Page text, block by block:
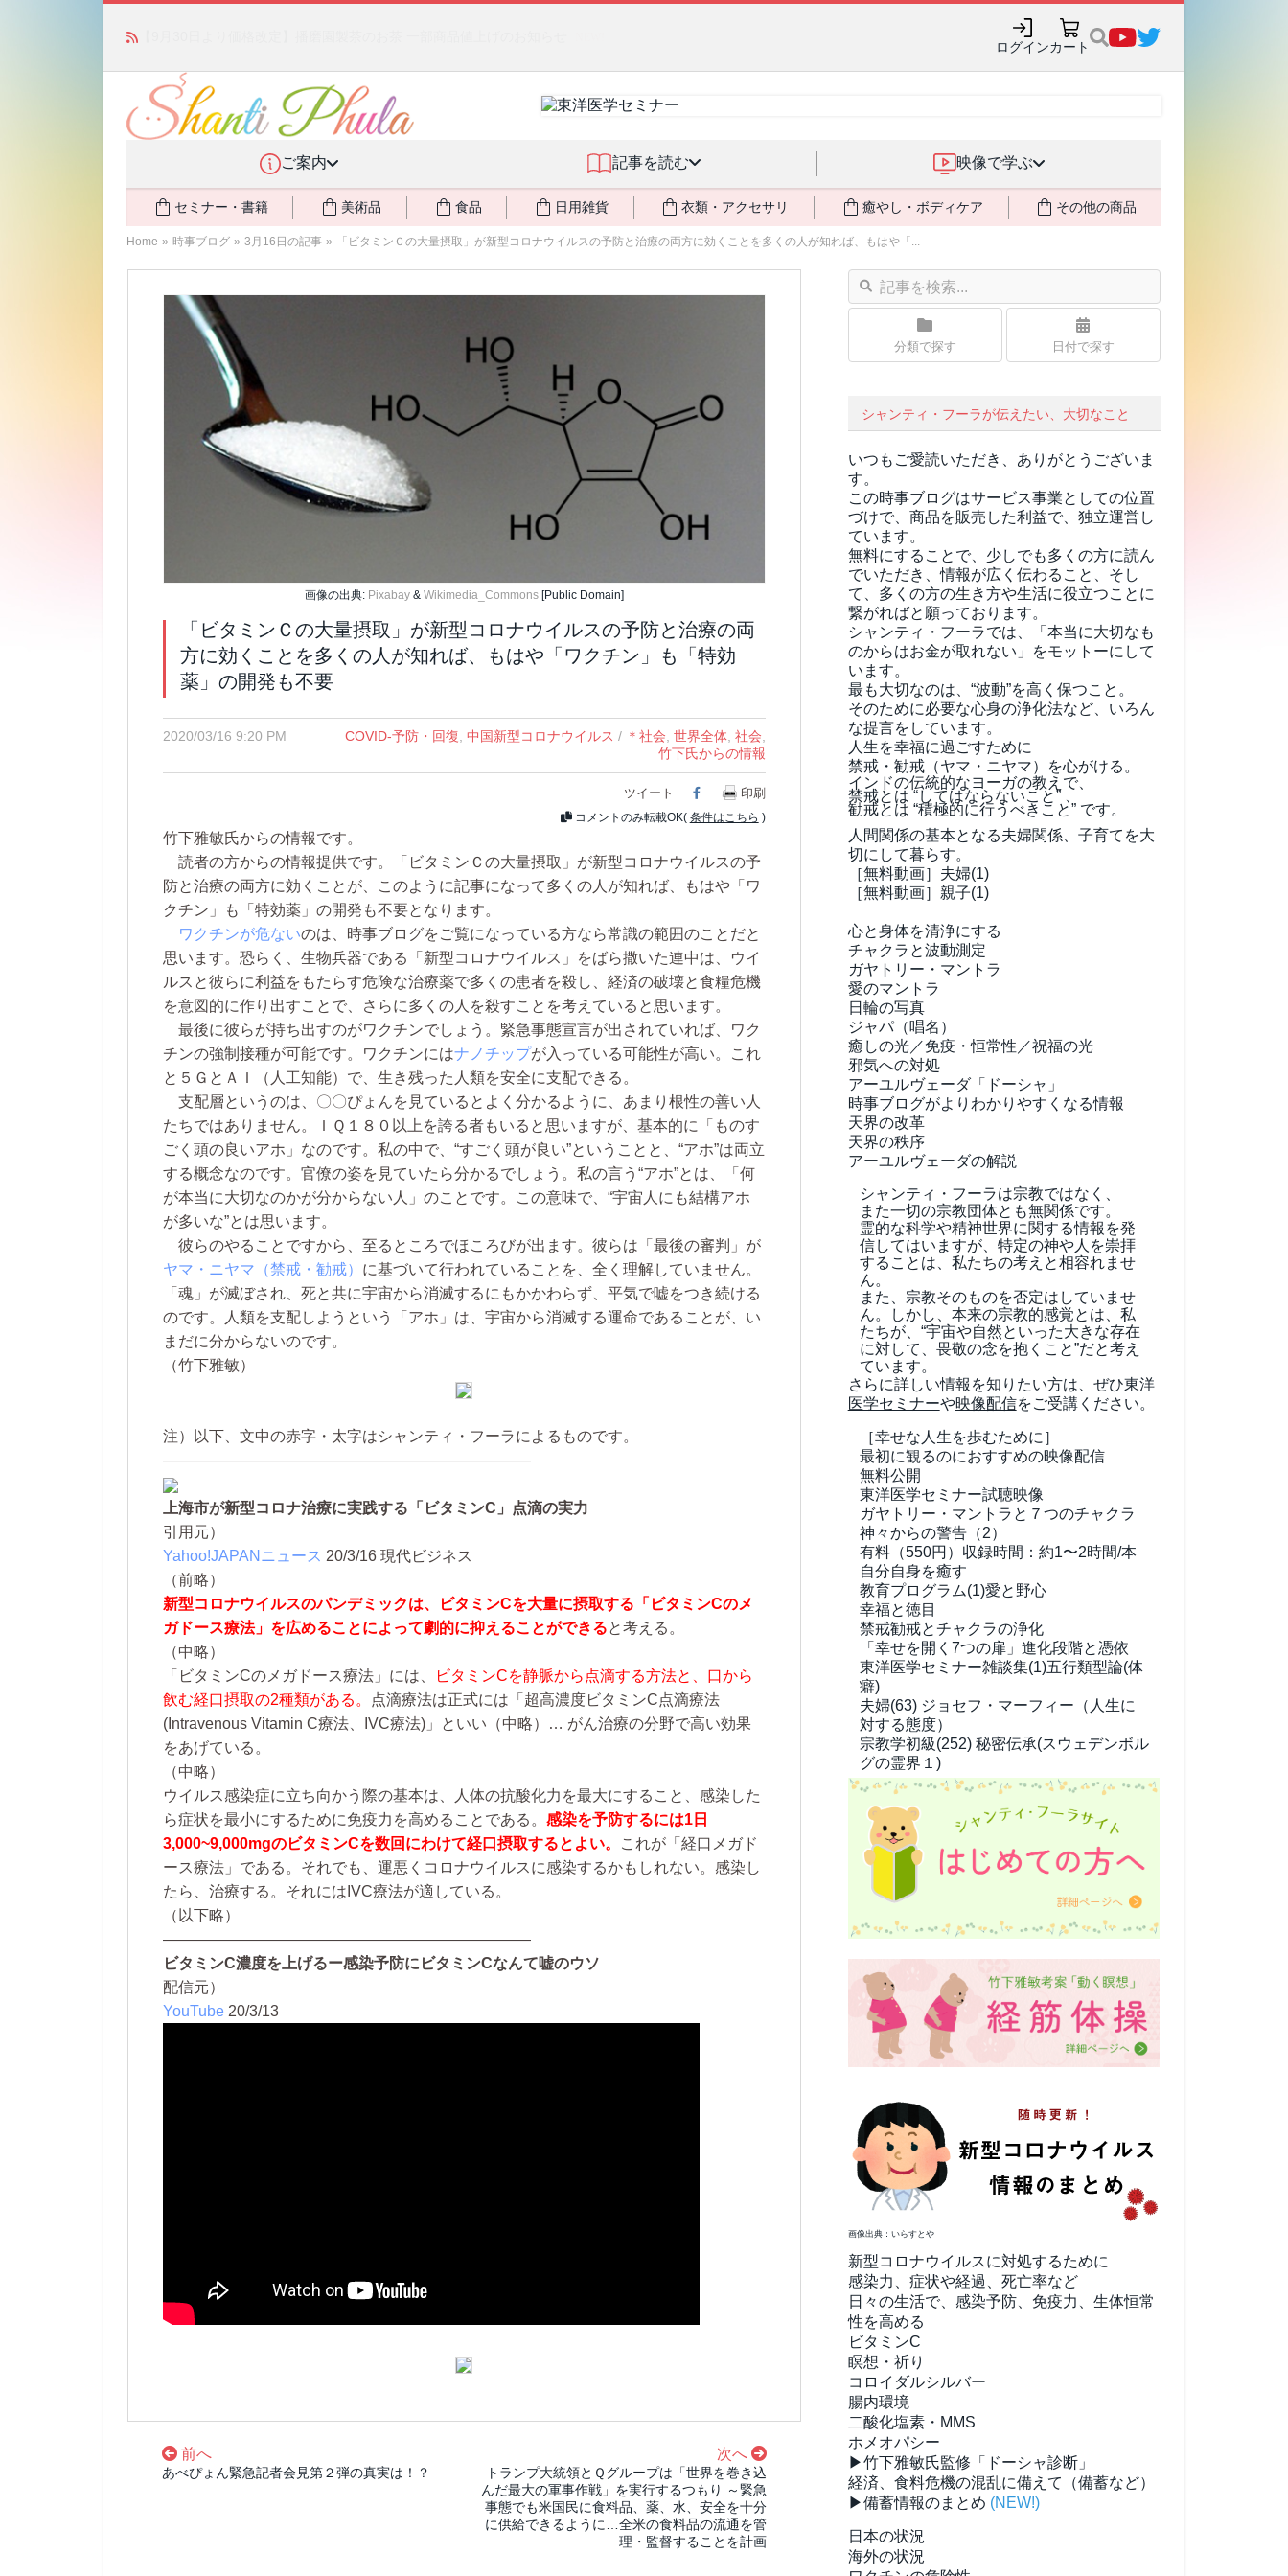
ログインカート
ご案内 記事を読む 映像で学ぶ
セミナー・書籍 美術品 食品 日用雑貨 衣類・アクセサリ 癒やし・ボディケア その他の商品
Home » 時事ブログ » 3月16日の記事 » 「ビタミンＣの大量摂取」が新型コロナウイルスの予防と治療の両方に効くことを多くの人が知れば、もはや「...
画像の出典: Pixabay& Wikimedia_Commons[Public Domain]
「ビタミンＣの大量摂取」が新型コロナウイルスの予防と治療の両
方に効くことを多くの人が知れば、もはや「ワクチン」も「特効
薬」の開発も不要
2020/03/16 9:20 PM COVID-予防・回復 中国新型コロナウイルス / ＊社会 世界全体, 社会
竹下氏からの情報
ツイート Facebook
印刷
コメントのみ転載OK( 条件はこちら )
竹下雅敏氏からの情報です。
読者の方からの情報提供です。「ビタミンＣの大量摂取」が新型コロナウイルスの予
防と治療の両方に効くことが、このように記事になって多くの人が知れば、もはや「ワ
クチン」も「特効薬」の開発も不要となります。
ワクチンが危ないのは、時事ブログをご覧になっている方なら常識の範囲のことだと
思います。恐らく、生物兵器である「新型コロナウイルス」をばら撒いた連中は、ウイ
ルスと彼らに利益をもたらす危険な治療薬で多くの患者を殺し、経済の破壊と食糧危機
を意図的に作り出すことで、さらに多くの人を殺すことを考えていると思います。
最後に彼らが持ち出すのがワクチンでしょう。緊急事態宣言が出されていれば、ワク
チンの強制接種が可能です。ワクチンにはナノチップが入っている可能性が高い。これ
と５ＧとＡＩ（人工知能）で、生き残った人類を安全に支配できる。
支配層というのは、〇〇ぴょんを見ているとよく分かるように、あまり根性の善い人
たちではありません。ＩＱ１８０以上を誇る者もいると思いますが、基本的に「ものす
ごく頭の良いアホ」なのです。私の中で、“すごく頭が良い”ということと、“アホ”は両立
する概念なのです。官僚の姿を見ていたら分かるでしょう。私の言う“アホ”とは、「何
が本当に大切なのかが分からない人」のことです。この意味で、“宇宙人にも結構アホ
が多いな”とは思います。
彼らのやることですから、至るところでほころびが出ます。彼らは「最後の審判」が
ヤマ・ニヤマ（禁戒・勧戒） に基づいて行われていることを、全く理解していません。
「魂」が滅ぼされ、死と共に宇宙から消滅するにもかかわらず、平気で嘘をつき続ける
のです。人類を支配しようという「アホ」は、宇宙から消滅する運命であることが、い
まだに分からないのです。
（竹下雅敏）
注）以下、文中の赤字・太字はシャンティ・フーラによるものです。
————————————————————————
上海市が新型コロナ治療に実践する「ビタミンC」点滴の実力
引用元）
Yahoo!JAPANニュース 20/3/16 現代ビジネス
（前略）
新型コロナウイルスのパンデミックは、ビタミンCを大量に摂取する「ビタミンCのメ
ガドース療法」を広めることによって劇的に抑えることができると考える。
（中略）
「ビタミンCのメガドース療法」には、
ビタミンCを静脈から点滴する方法と、口から
飲む経口摂取の2種類がある。
点滴療法は正式には「超高濃度ビタミンC点滴療法
(Intravenous Vitamin C療法、IVC療法)」といい （中略）… がん治療の分野で高い効果
をあげている。
（中略）
ウイルス感染症に立ち向かう際の基本は、人体の抗酸化力を最大にすること、感染した
ら症状を最小にするために免疫力を高めることである。 感染を予防するには1日
3,000~9,000mgのビタミンCを数回にわけて経口摂取するとよい。
これが「経口メガド
ース療法」である。それでも、運悪くコロナウイルスに感染するかもしれない。感染し
たら、治療する。それにはIVC療法が適している。
（以下略）
————————————————————————
ビタミンC濃度を上げるー感染予防にビタミンCなんて嘘のウソ
配信元）
YouTube 20/3/13
前へ
あべぴょん緊急記者会見第２弾の真実は！？
次へ
トランプ大統領とＱグループは「世界を巻き込
んだ最大の軍事作戦」を実行するつもり ～緊急
事態でも米国民に食料品、薬、水、安全を十分
に供給できるように…全米の食料品の流通を管
理・監督することを計画
分類で探す 日付で探す
シャンティ・フーラが伝えたい、大切なこと
いつもご愛読いただき、ありがとうございま
す。
この時事ブログはサービス事業としての位置
づけで、商品を販売した利益で、独立運営し
ています。
無料にすることで、少しでも多くの方に読ん
でいただき、情報が広く伝わること、そし
て、 多くの方の生き方や生活に役立つことに
繋がればと願っております。
シャンティ・フーラでは、「本当に大切なも
のからはお金が取れない」をモットーにして
います。
最も大切なのは、“波動”を高く保つこと。
そのために必要な心身の浄化法など、いろん
な提言をしています。
人生を幸福に過ごすために
禁戒・勧戒（ヤマ・ニヤマ）を心がける。
インドの伝統的なヨーガの教えで、
禁戒とは “してはならないこと” 、
勧戒とは “積極的に行うべきこと” です。
人間関係の基本となる夫婦関係、子育てを大
切にして暮らす。
［無料動画］夫婦(1)
［無料動画］親子(1)
心と身体を清浄にする
チャクラと波動測定
ガヤトリー・マントラ
愛のマントラ
日輪の写真
ジャパ（唱名）
癒しの光／免疫・恒常性／祝福の光
邪気への対処
アーユルヴェーダ「ドーシャ」
時事ブログがよりわかりやすくなる情報
天界の改革
天界の秩序
アーユルヴェーダの解説
シャンティ・フーラは宗教ではなく、
また一切の宗教団体とも無関係です。
霊的な科学や精神世界に関する情報を発
信してはいますが、特定の神や人を崇拝
することは、私たちの考えと相容れませ
ん。
また、宗教そのものを否定はしていませ
ん。しかし、本来の宗教的感覚とは、私
たちが、“宇宙や自然といった大きな存在
に対して、畏敬の念を抱くこと”だと考え
ています。
さらに詳しい情報を知りたい方は、ぜひ東洋
医学セミナーや映像配信をご受講ください。
［幸せな人生を歩むために］
最初に観るのにおすすめの映像配信
無料公開
東洋医学セミナー試聴映像
ガヤトリー・マントラと７つのチャクラ
神々からの警告（2）
有料（550円） 収録時間：約1〜2時間/本
自分自身を癒す
教育プログラム(1)愛と野心
幸福と徳目
禁戒勧戒とチャクラの浄化
「幸せを開く7つの扉」進化段階と憑依
東洋医学セミナー雑談集(1)五行類型論(体
癖)
夫婦(63) ジョセフ・マーフィー（人生に
対する態度）
宗教学初級(252) 秘密伝承(スウェデンボル
グの霊界１)
画像出典：いらすとや
新型コロナウイルスに対処するために
感染力、症状や経過、死亡率など
日々の生活で、感染予防、免疫力、生体恒常
性を高める
ビタミンC
瞑想・祈り
コロイダルシルバー
腸内環境
二酸化塩素・MMS
ホメオパシー
▶竹下雅敏氏監修「ドーシャ診断」
経済、食料危機の混乱に備えて（備蓄など）
▶備蓄情報のまとめ (NEW!)
日本の状況
海外の状況